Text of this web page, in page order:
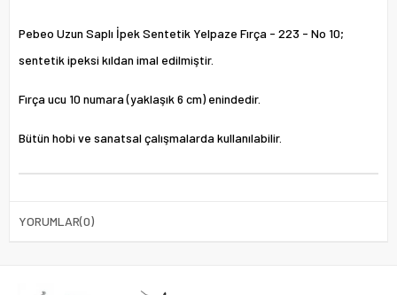
Pebeo Uzun Saplı İpek Sentetik Yelpaze Fırça - 223 - No 10;
sentetik ipeksi kıldan imal edilmiştir.
Fırça ucu 10 numara (yaklaşık 6 cm) enindedir.
Bütün hobi ve sanatsal çalışmalarda kullanılabilir.
YORUMLAR(0)